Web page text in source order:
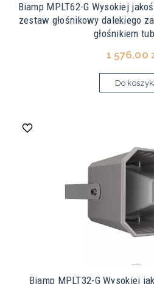
Biamp MPLT62-G Wysokiej
zestaw głośnikowy dalekiego
głośnikiem
1 576,00
Do
Biamp MPLT32-G Wysokiej